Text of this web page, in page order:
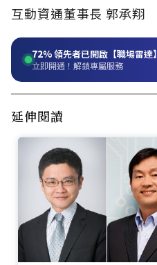
互動資通董事長 郭承翔
72%領先者已開啟【職場雷達】
立即開通！解鎖專屬服務
延伸閱讀